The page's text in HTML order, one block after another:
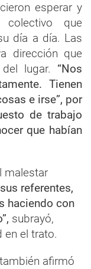
esperar y
que
día a día. Las
dirección que
lugar. “Nos
Tienen
e irse”, por
de trabajo
que habían
malestar
referentes,
haciendo con
subrayó,
en el trato.
afirmó